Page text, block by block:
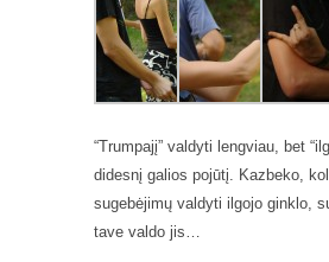
“Trumpajį” valdyti lengviau, bet
didesnį galios pojūtį. Kazbeko,
sugebėjimų valdyti ilgojo ginklo,
tave valdo jis…